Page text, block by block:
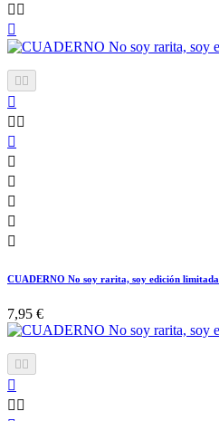
 



 






CUADERNO No soy rarita, soy edición limitada
7,95 €
 

 